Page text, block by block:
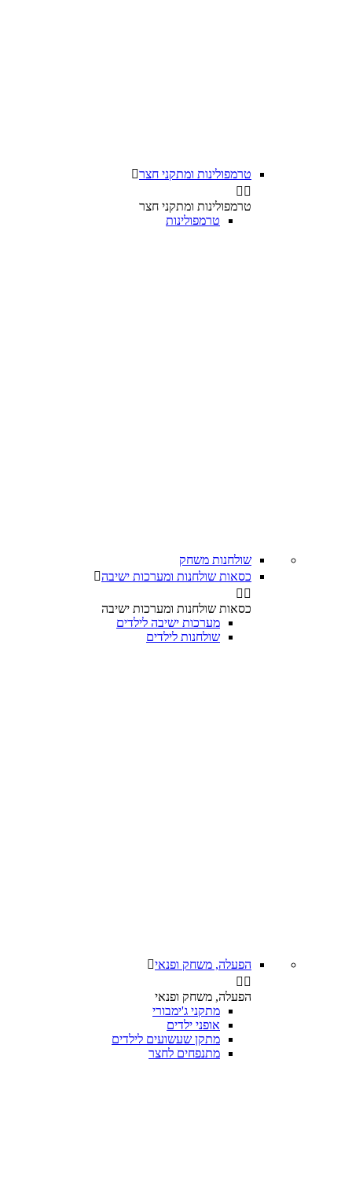
טרמפולינות ומתקני חצר
 
טרמפולינות ומתקני חצר
טרמפולינות
שולחנות משחק
כסאות שולחנות ומערכות ישיבה
 
כסאות שולחנות ומערכות ישיבה
מערכות ישיבה לילדים
שולחנות לילדים
הפעלה, משחק ופנאי
 
הפעלה, משחק ופנאי
מתקני ג'ימבורי
אופני ילדים
מתקן שעשועים לילדים
מתנפחים לחצר